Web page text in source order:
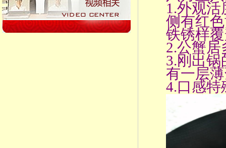
1.外观
侧有红
铁锈样
2.公蟹
3.刚出
有一层
4.口感特